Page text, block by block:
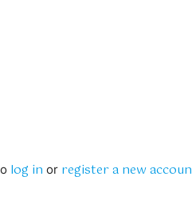
log in or register a new